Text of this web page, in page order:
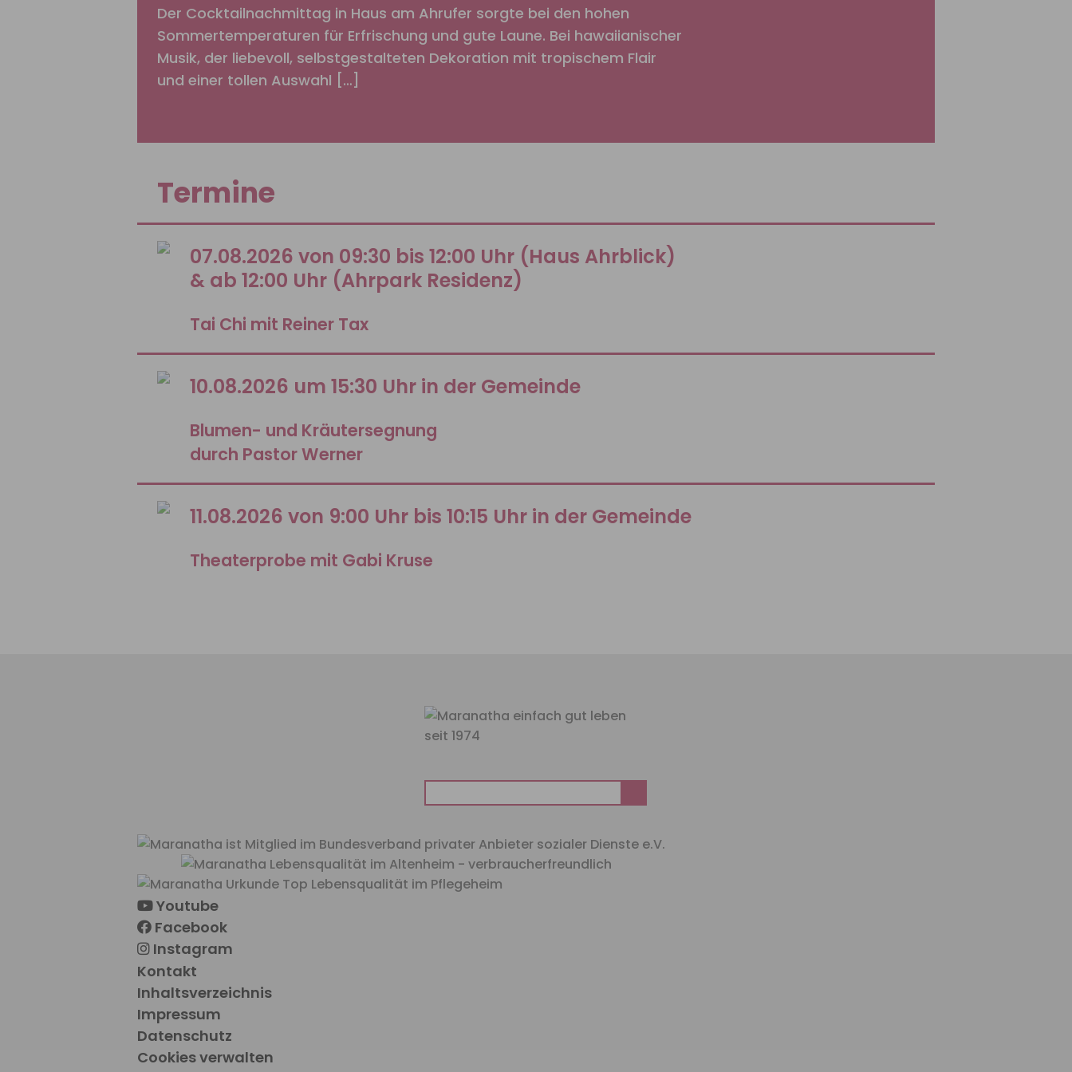
Der Cocktailnachmittag in Haus am Ahrufer sorgte bei den hohen
Sommertemperaturen für Erfrischung und gute Laune. Bei hawaiianischer
Musik, der liebevoll, selbstgestalteten Dekoration mit tropischem Flair
und einer tollen Auswahl […]
Termine
07.08.2026 von 09:30 bis 12:00 Uhr (Haus Ahrblick)
& ab 12:00 Uhr (Ahrpark Residenz)
Tai Chi mit Reiner Tax
10.08.2026 um 15:30 Uhr in der Gemeinde
Blumen- und Kräutersegnung
durch Pastor Werner
11.08.2026 von 9:00 Uhr bis 10:15 Uhr in der Gemeinde
Theaterprobe mit Gabi Kruse
nach:
Youtube
Facebook
Instagram
Kontakt
Inhaltsverzeichnis
Impressum
Datenschutz
Cookies verwalten